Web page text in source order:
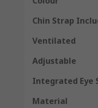
Chin Strap
Ventilated
Adjustable
Integrated Eye
Material